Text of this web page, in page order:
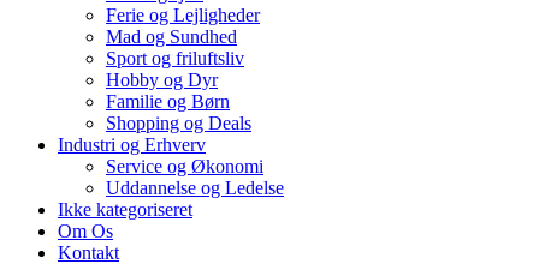
Ferie og Lejligheder
Mad og Sundhed
Sport og friluftsliv
Hobby og Dyr
Familie og Børn
Shopping og Deals
Industri og Erhverv
Service og Økonomi
Uddannelse og Ledelse
Ikke kategoriseret
Om Os
Kontakt